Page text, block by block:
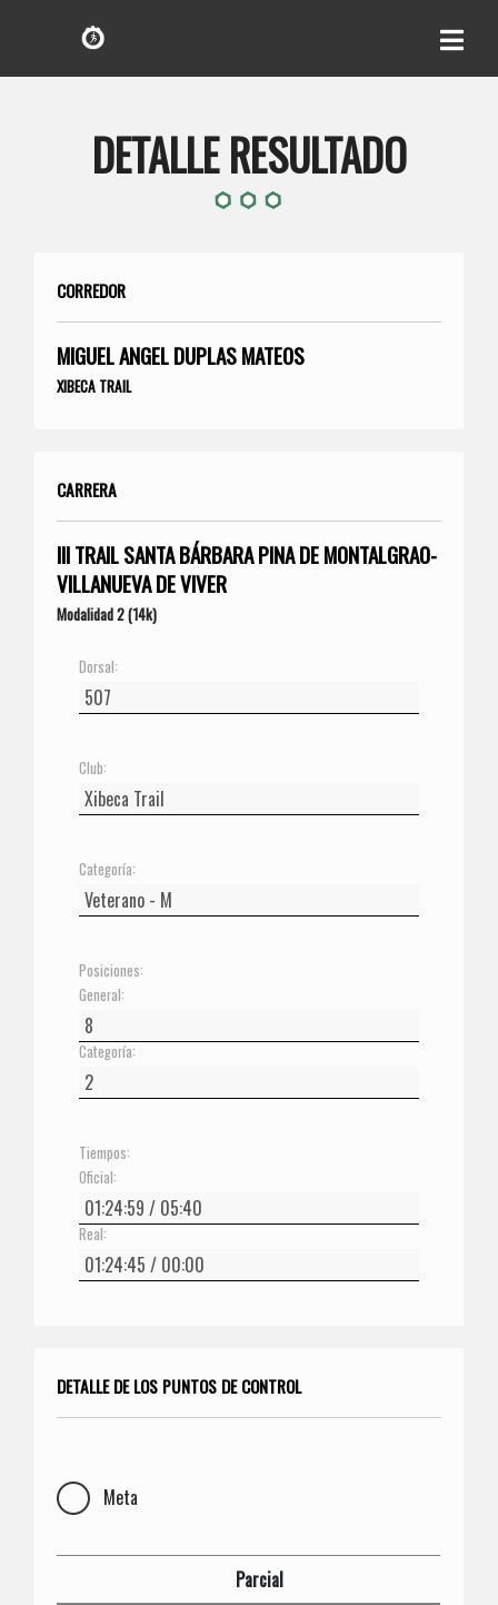
DETALLE RESULTADO
CORREDOR
MIGUEL ANGEL DUPLAS MATEOS
XIBECA TRAIL
CARRERA
III TRAIL SANTA BÁRBARA PINA DE MONTALGRAO-
VILLANUEVA DE VIVER
Modalidad 2 (14k)
Dorsal:
Club:
Categoría:
Posiciones:
General:
Categoría:
Tiempos:
Oficial:
Real:
DETALLE DE LOS PUNTOS DE CONTROL
Meta
Parcial